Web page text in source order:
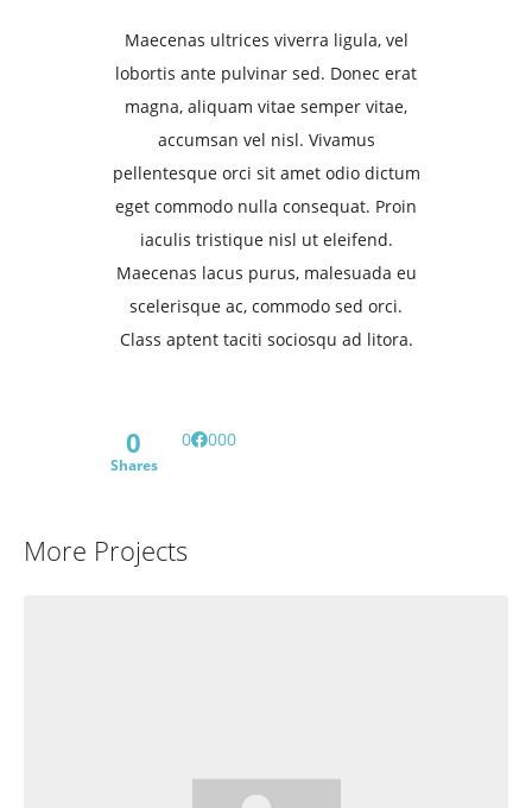
Maecenas ultrices viverra ligula, vel
lobortis ante pulvinar sed. Donec erat
magna, aliquam vitae semper vitae,
accumsan vel nisl. Vivamus
pellentesque orci sit amet odio dictum
eget commodo nulla consequat. Proin
iaculis tristique nisl ut eleifend.
Maecenas lacus purus, malesuada eu
scelerisque ac, commodo sed orci.
Class aptent taciti sociosqu ad litora.
0
Shares
0 000
More Projects